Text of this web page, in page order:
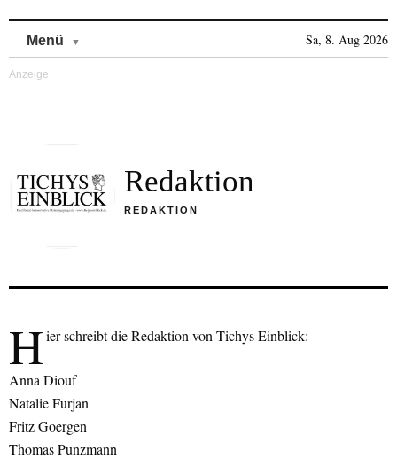
Menü Sa, 8. Aug 2026
Redaktion
REDAKTION
Hier schreibt die Redaktion von Tichys Einblick:
Anna Diouf
Natalie Furjan
Fritz Goergen
Thomas Punzmann